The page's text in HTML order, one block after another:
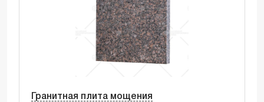
Гранитная плита мощения